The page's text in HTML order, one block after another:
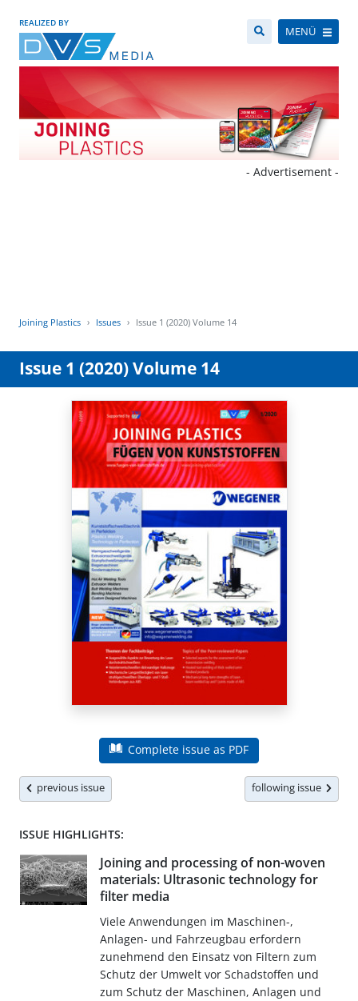
REALIZED BY
MENÜ
- Advertisement -
Joining Plastics Issues Issue 1 (2020) Volume 14
Issue 1 (2020) Volume 14
Complete issue as PDF
previous issue following issue
ISSUE HIGHLIGHTS:
Joining and processing of non-woven
materials: Ultrasonic technology for
filter media
Viele Anwendungen im Maschinen-,
Anlagen- und Fahrzeugbau erfordern
zunehmend den Einsatz von Filtern zum
Schutz der Umwelt vor Schadstoffen und
zum Schutz der Maschinen, Anlagen und